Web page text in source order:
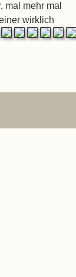
mal mehr mal
wirklich